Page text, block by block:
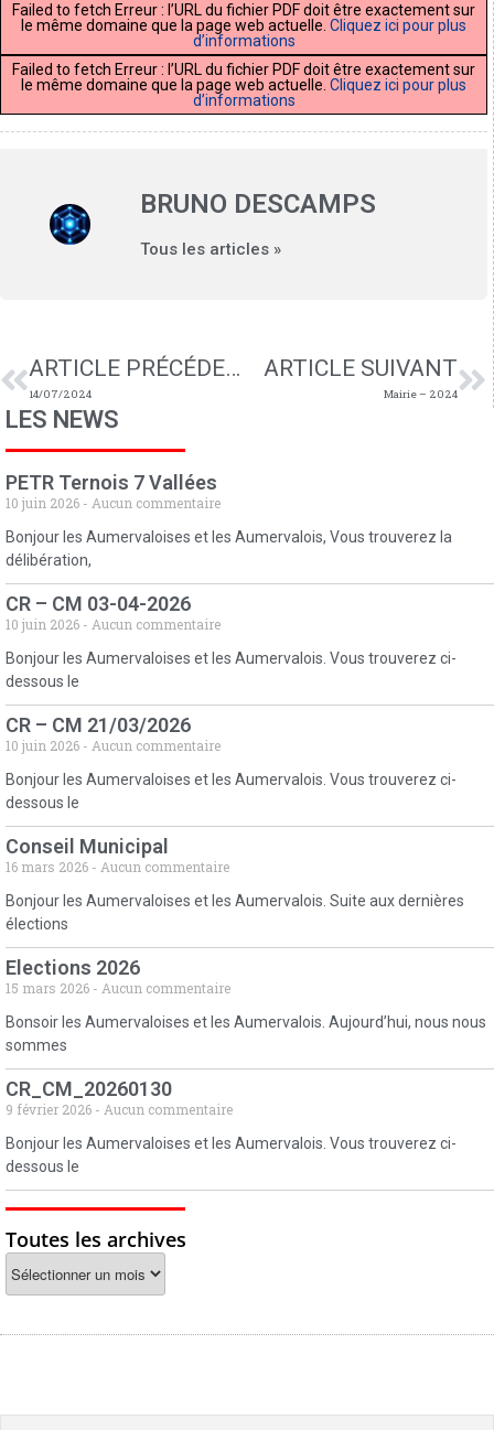
Failed to fetch Erreur : l’URL du fichier PDF doit être exactement sur
le même domaine que la page web actuelle. Cliquez ici pour plus
d’informations
Failed to fetch Erreur : l’URL du fichier PDF doit être exactement sur
le même domaine que la page web actuelle. Cliquez ici pour plus
d’informations
BRUNO DESCAMPS
Tous les articles »
ARTICLE PRÉCÉDENT
14/07/2024
ARTICLE SUIVANT
Mairie – 2024
LES NEWS
PETR Ternois 7 Vallées
10 juin 2026
Aucun commentaire
Bonjour les Aumervaloises et les Aumervalois, Vous trouverez la
délibération,
CR – CM 03-04-2026
10 juin 2026
Aucun commentaire
Bonjour les Aumervaloises et les Aumervalois. Vous trouverez ci-
dessous le
CR – CM 21/03/2026
10 juin 2026
Aucun commentaire
Bonjour les Aumervaloises et les Aumervalois. Vous trouverez ci-
dessous le
Conseil Municipal
16 mars 2026
Aucun commentaire
Bonjour les Aumervaloises et les Aumervalois. Suite aux dernières
élections
Elections 2026
15 mars 2026
Aucun commentaire
Bonsoir les Aumervaloises et les Aumervalois. Aujourd’hui, nous nous
sommes
CR_CM_20260130
9 février 2026
Aucun commentaire
Bonjour les Aumervaloises et les Aumervalois. Vous trouverez ci-
dessous le
Toutes les archives